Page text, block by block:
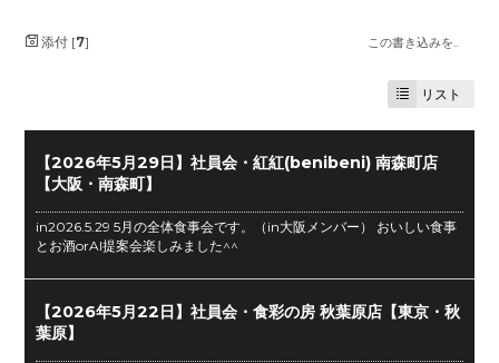
添付 [7] この書き込みを..
リスト
【2026年5月29日】社員会・紅紅(benibeni) 南森町店
【大阪・南森町】
in2026.5.29 5月の全体食事会です。（in大阪メンバー） おいしい食事
とお酒orAI提案会楽しみました^^
【2026年5月22日】社員会・食彩の房 秋葉原店【東京・秋
葉原】